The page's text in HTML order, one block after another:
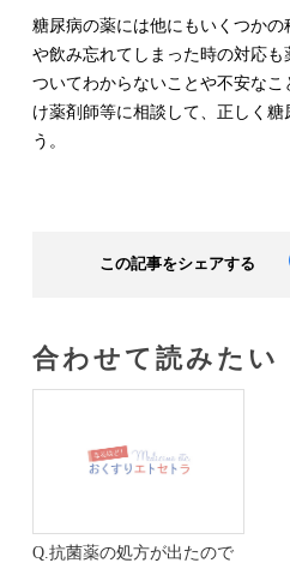
糖尿病の薬には他にもいくつか
や飲み忘れてしまった時の対応
ついてわからないことや不安な
け薬剤師等に相談して、正しく
う。
この記事をシェアする
合わせて読みたい​
Q.抗菌薬の処方が出たので